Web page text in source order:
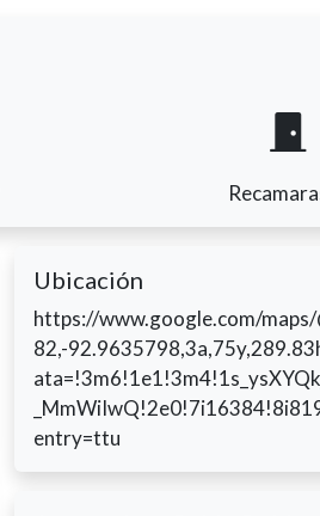
Ubicación
https://www.google.com/
82,-
entry=ttu